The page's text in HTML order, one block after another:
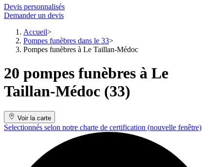
Devis personnalisés
Demander un devis
Accueil
Pompes funèbres dans le 33
Pompes funèbres à Le Taillan-Médoc
20 pompes funèbres à Le
Taillan-Médoc (33)
Voir la carte
Selectionnés selon notre charte de certification (nouvelle fenêtre)